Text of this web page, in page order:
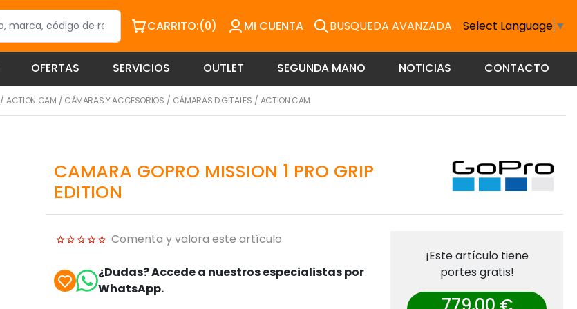
CARRITO:(0) MI CUENTA BUSQUEDA AVANZADA Select Language ▼
OFERTAS SERVICIOS OUTLET SEGUNDA MANO NOTICIAS CONTACTO
/ACTION CAM / CÁMARAS Y ACCESORIOS / CÁMARAS DIGITALES / ACTION CAM
CAMARA GOPRO MISSION 1 PRO GRIP
EDITION
Comenta y valora este artículo
¿Dudas? Accede a nuestros especialistas por
WhatsApp.
¡Este artículo tiene
portes gratis!